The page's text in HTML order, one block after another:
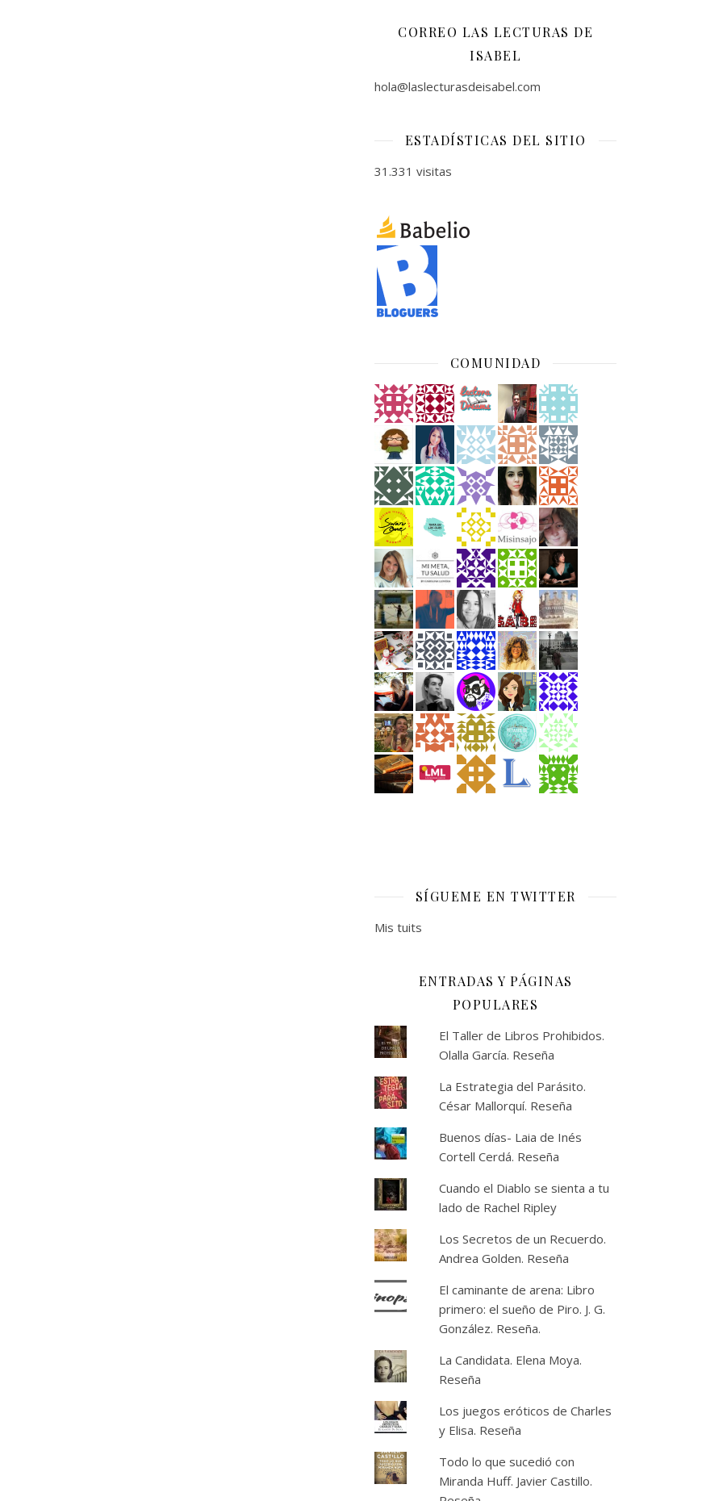
CORREO LAS LECTURAS DE
ISABEL
hola@laslecturasdeisabel.com
ESTADÍSTICAS DEL SITIO
31.331 visitas
COMUNIDAD
SÍGUEME EN TWITTER
Mis tuits
ENTRADAS Y PÁGINAS
POPULARES
El Taller de Libros Prohibidos.
Olalla García. Reseña
La Estrategia del Parásito.
César Mallorquí. Reseña
Buenos días- Laia de Inés
Cortell Cerdá. Reseña
Cuando el Diablo se sienta a tu
lado de Rachel Ripley
Los Secretos de un Recuerdo.
Andrea Golden. Reseña
El caminante de arena: Libro
primero: el sueño de Piro. J. G.
González. Reseña.
La Candidata. Elena Moya.
Reseña
Los juegos eróticos de Charles
y Elisa. Reseña
Todo lo que sucedió con
Miranda Huff. Javier Castillo.